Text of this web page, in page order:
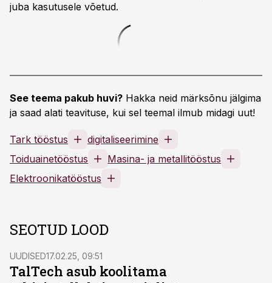
juba kasutusele võetud.
See teema pakub huvi? Hakka neid märksõnu jälgima
ja saad alati teavituse, kui sel teemal ilmub midagi uut!
Tark tööstus
digitaliseerimine
Toiduainetööstus
Masina- ja metallitööstus
Elektroonikatööstus
SEOTUD LOOD
UUDISED17.02.25, 09:51
TalTech asub koolitama